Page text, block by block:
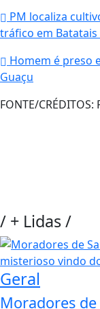
PM localiza
tráfico em Batatais
Homem é preso
Guaçu
FONTE/CRÉDITOS:
/ + Lidas/
Geral
Moradores